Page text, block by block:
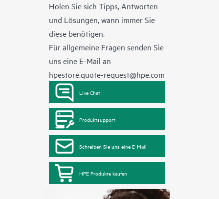
Holen Sie sich Tipps, Antworten
und Lösungen, wann immer Sie
diese benötigen.
Für allgemeine Fragen senden Sie
uns eine E-Mail an
hpestore.quote-request@hpe.com
Live Chat
Produktsupport
Schreiben Sie uns eine E-Mail
HPE Produkte kaufen